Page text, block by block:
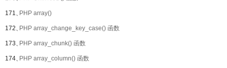
171、PHP array()
172、PHP array_change_key_case() 函数
173、PHP array_chunk() 函数
174、PHP array_column() 函数